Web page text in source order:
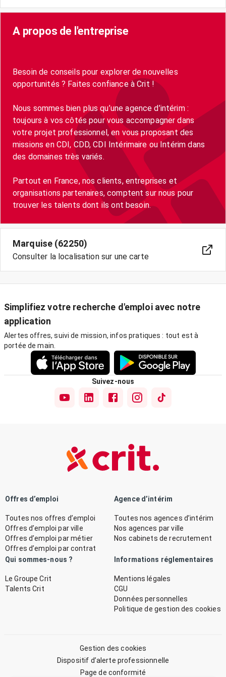
A propos de l'entreprise
Besoin de conseils pour explorer de nouvelles
opportunités ? Faites confiance à Crit !
Nous sommes bien plus qu’une agence d’intérim :
toujours à vos côtés pour vous accompagner dans
votre projet professionnel, en vous proposant des
missions en CDI, CDD, CDI Intérimaire ou Intérim dans
des domaines très variés.
Partout en France, nos clients, entreprises et
organisations partenaires, comptent sur nous pour
trouver les talents dont ils ont besoin.
Marquise (62250)
Consulter la localisation sur une carte
Simplifiez votre recherche d'emploi avec notre
application
Alertes offres, suivi de mission, infos pratiques : tout est à
portée de main.
Suivez-nous
Offres d’emploi
Toutes nos offres d’emploi
Offres d’emploi par ville
Offres d’emploi par métier
Offres d’emploi par contrat
Agence d’intérim
Toutes nos agences d’intérim
Nos agences par ville
Nos cabinets de recrutement
Qui sommes-nous ?
Le Groupe Crit
Talents Crit
Informations réglementaires
Mentions légales
CGU
Données personnelles
Politique de gestion des cookies
Gestion des cookies
Dispositif d’alerte professionnelle
Page de conformité